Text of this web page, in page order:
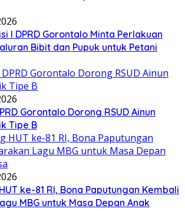
I DPRD Gorontalo Minta Perlakuan
Bibit dan Pupuk untuk Petani
Gorontalo Dorong RSUD Ainun
Tipe B
ke-81 RI, Bona Paputungan Kembali
MBG untuk Masa Depan Anak